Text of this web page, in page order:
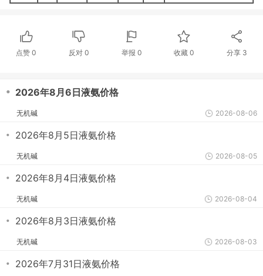
点赞0 反对 0 举报 0 收藏 0 分享 3
・ 2026年8月6日液氨价格
无机碱 2026-08-06
・ 2026年8月5日液氨价格
无机碱 2026-08-05
・ 2026年8月4日液氨价格
无机碱 2026-08-04
・ 2026年8月3日液氨价格
无机碱 2026-08-03
・ 2026年7月31日液氨价格